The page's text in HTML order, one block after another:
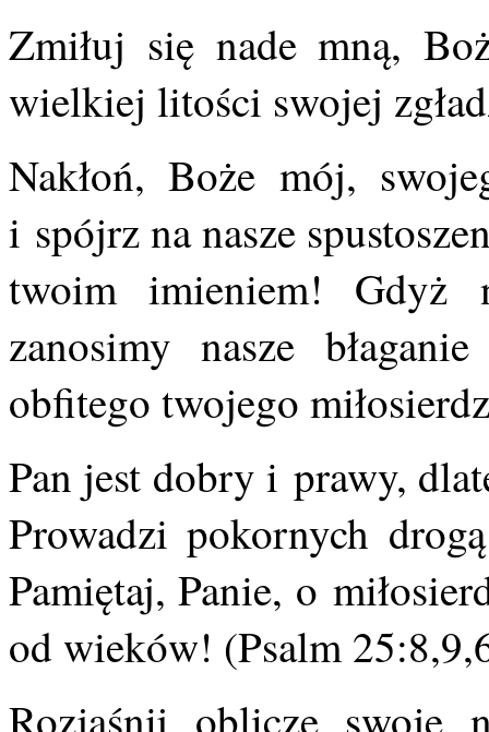
Zmiłuj się nade mną,
wielkiej litości swojej
Nakłoń, Boże mój,
i spójrz na nasze
twoim imieniem! Gdyż
zanosimy nasze
obfitego twojego
Pan jest dobry i prawy,
Prowadzi pokornych
Pamiętaj, Panie, o
od wieków! (Psalm
Rozjaśnij oblicze swoje